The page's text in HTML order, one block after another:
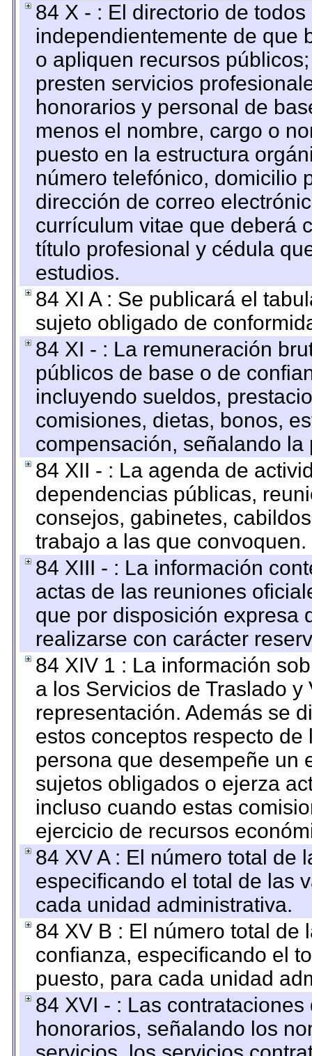
84 X - : El directorio de
independientemente de que
o apliquen recursos
presten servicios
honorarios y personal de
menos el nombre, cargo o
puesto en la estructura
número telefónico, domicilio
dirección de correo
currículum vitae que deberá
título profesional y cédula
estudios.
84 XI A : Se publicará el
sujeto obligado de
84 XI - : La remuneración
públicos de base o de
incluyendo sueldos,
comisiones, dietas, bonos,
compensación, señalando
84 XII - : La agenda de
dependencias públicas,
consejos, gabinetes,
trabajo a las que convoquen.
84 XIII - : La información
actas de las reuniones
que por disposición expresa
realizarse con carácter
84 XIV 1 : La información
a los Servicios de Traslado
representación. Además se
estos conceptos respecto
persona que desempeñe un
sujetos obligados o ejerza
incluso cuando estas
ejercicio de recursos
84 XV A : El número total de
especificando el total de las
cada unidad administrativa.
84 XV B : El número total de
confianza, especificando el
puesto, para cada unidad
84 XVI - : Las
honorarios, señalando los